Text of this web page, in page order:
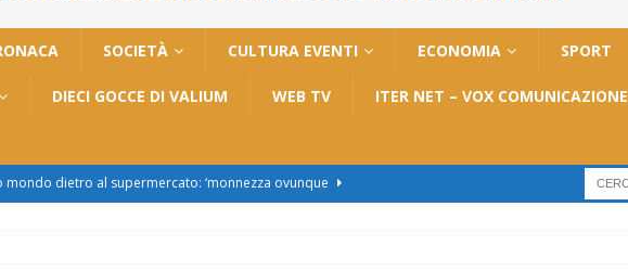
SOCIETÀ CULTURA EVENTI ECONOMIA SPORT
DIECI GOCCE DI VALIUM WEB TV ITER NET – VOX COMUNICAZIONE
mondo dietro al supermercato: ‘monnezza ovunque